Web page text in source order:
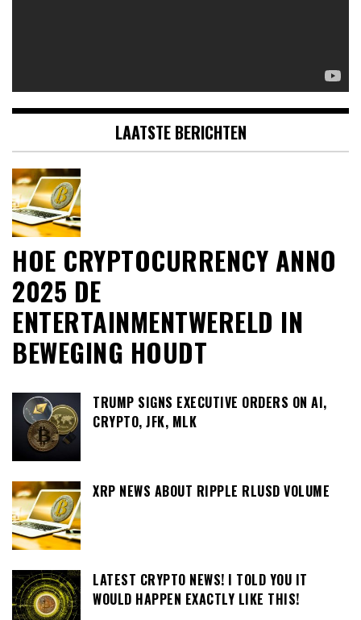
LAATSTE BERICHTEN
HOE CRYPTOCURRENCY ANNO
2025 DE
ENTERTAINMENTWERELD IN
BEWEGING HOUDT
TRUMP SIGNS EXECUTIVE ORDERS ON AI,
CRYPTO, JFK, MLK
XRP NEWS ABOUT RIPPLE RLUSD VOLUME
LATEST CRYPTO NEWS! I TOLD YOU IT
WOULD HAPPEN EXACTLY LIKE THIS!